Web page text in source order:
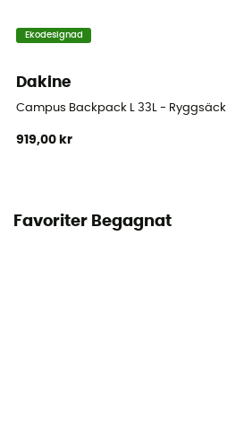
Ekodesignad
Dakine
Campus Backpack L 33L - Ryggsäck
919,00 kr
Favoriter Begagnat